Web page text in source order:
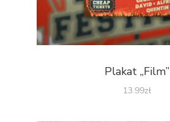
Plakat „Film”
13.99zł